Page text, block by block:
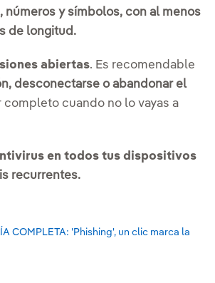
números y símbolos, con al menos
de longitud.
abiertas. Es recomendable
desconectarse o abandonar el
completo cuando no lo vayas a
en todos tus dispositivos
recurrentes.
COMPLETA: 'Phishing', un clic marca la